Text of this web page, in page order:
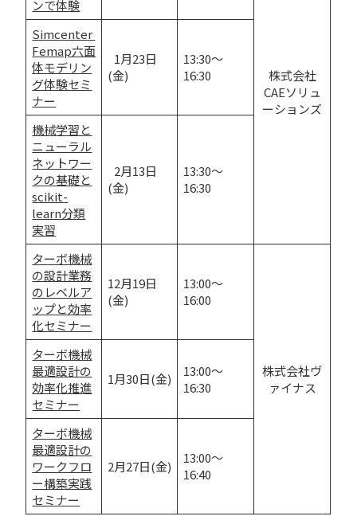
ンで体験
株式会社
CAEソリュ
ーションズ
Simcenter
Femap六面
体モデリン
グ体験セミ
ナー
1月23日
(金)
13:30～
16:30
機械学習と
ニューラル
ネットワー
クの基礎と
scikit-
learn分類
実習
2月13日
(金)
13:30～
16:30
ターボ機械
の設計業務
のレベルア
ップと効率
化セミナー
12月19日
(金)
13:00～
16:00
株式会社ヴ
ァイナス
ターボ機械
最適設計の
効率化推進
セミナー
1月30日(金)
13:00～
16:30
ターボ機械
最適設計の
ワークフロ
ー構築実践
セミナー
2月27日(金)
13:00～
16:40